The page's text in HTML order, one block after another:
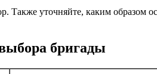
Также уточняйте, каким образом
бригады